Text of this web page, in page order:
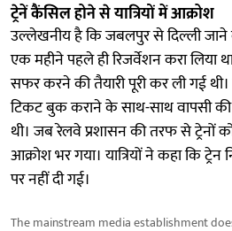
ट्रेनें कैंसिल होने से यात्रियों में आक्रोश
उल्लेखनीय है कि जबलपुर से दिल्ली जाने
एक महीने पहले ही रिजर्वेशन करा लिया
सफर करने की तैयारी पूरी कर ली गई थी।
टिकट बुक कराने के साथ-साथ वापसी
थी। जब रेलवे प्रशासन की तरफ से ट्रेनों को
आक्रोश भर गया। यात्रियों ने कहा कि
पर नहीं दी गई।
The mainstream media establishment